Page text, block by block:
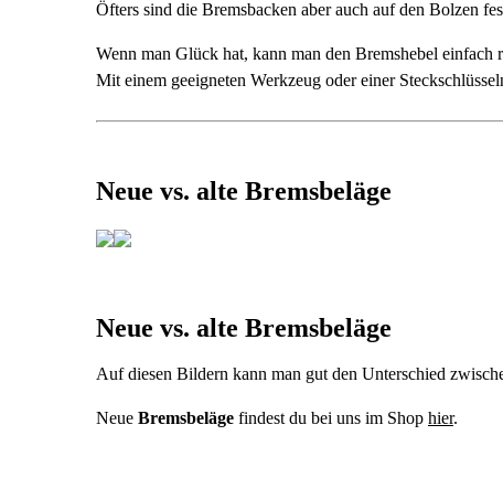
Öfters sind die Bremsbacken aber auch auf den Bolzen
Wenn man Glück hat, kann man den Bremshebel einfach
Mit einem geeigneten Werkzeug oder einer
Neue vs. alte Bremsbeläge
Neue vs. alte Bremsbeläge
Auf diesen Bildern kann man gut den Unterschied
Neue Bremsbeläge findest du bei uns im Shop hier.